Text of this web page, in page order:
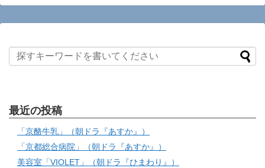
最近の投稿
「京酪牛乳」（朝ドラ『あすか』）
「京都総合病院」（朝ドラ『あすか』）
美容室「VIOLET」（朝ドラ『ひまわり』）